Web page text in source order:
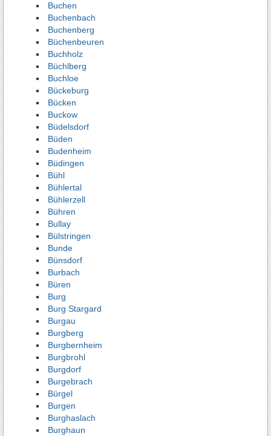
Buchen
Buchenbach
Buchenberg
Büchenbeuren
Buchholz
Büchlberg
Buchloe
Bückeburg
Bücken
Buckow
Büdelsdorf
Büden
Budenheim
Büdingen
Bühl
Bühlertal
Bühlerzell
Bühren
Bullay
Bülstringen
Bunde
Bünsdorf
Burbach
Büren
Burg
Burg Stargard
Burgau
Burgberg
Burgbernheim
Burgbrohl
Burgdorf
Burgebrach
Bürgel
Burgen
Burghaslach
Burghaun